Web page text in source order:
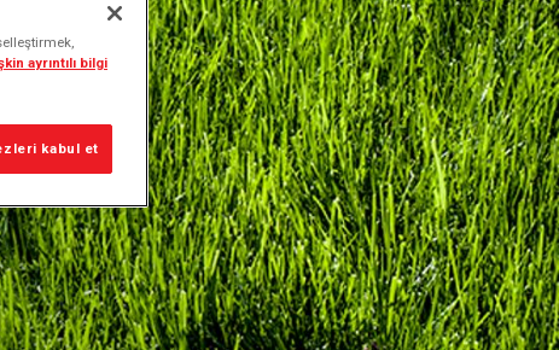
ayrıntılı bilgi
kabul et